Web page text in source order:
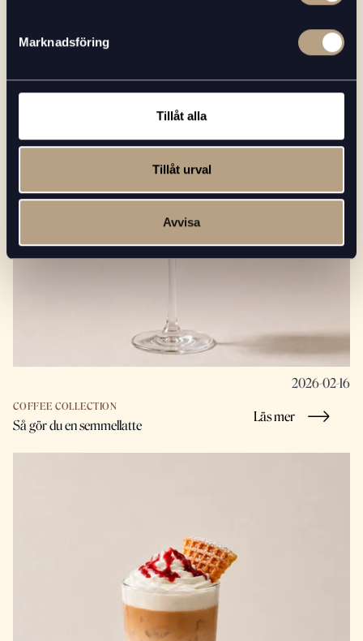
Marknadsföring
Tillåt alla
Tillåt urval
Avvisa
2020-06-17
Recept på 5 kalla kaffedrinkar
2026-02-16
COFFEE COLLECTION
Så gör du en semmellatte
Läs mer